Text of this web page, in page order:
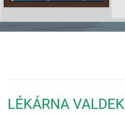
LÉKÁRNA VALDEK